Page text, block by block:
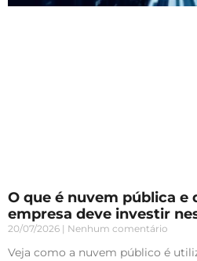
O que é nuvem pública e
empresa deve investir
20/07/2026 Nenhum comentário
Veja como a nuvem público é